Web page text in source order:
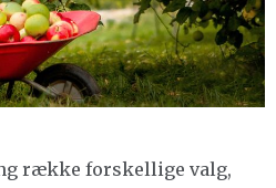
række forskellige valg,